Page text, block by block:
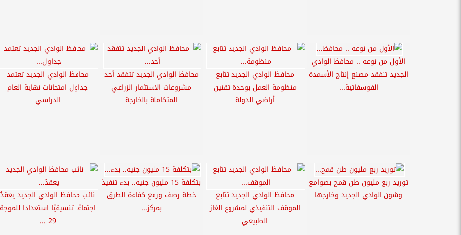
الأول من نوعه .. محافظ الوادي
الجديد تتفقد مصنع إنتاج الأسمدة
الفوسفاتية...
محافظ الوادي الجديد تتابع
منظومة العمل بوحدة تقنين
أراضي الدولة
محافظ الوادي الجديد تتفقد أحد
مشروعات الاستثمار الزراعي
المتكاملة بالخارجة
محافظ الوادي الجديد تعتمد
جداول امتحانات نهاية العام
الدراسي
توريد ربع مليون طن قمح بصوامع
وشون الوادي الجديد وخارجها
محافظ الوادي الجديد تتابع
الموقف التنفيذي لمشروع الغاز
الطبيعي
بتكلفة 15 مليون جنيه.. بدء تنفيذ
خطة رصف ورفع كفاءة الطرق
بمركز...
نائب محافظ الوادي الجديد يعقدُ
اجتماعًا تنسيقيًا استعدادا للموجة
29 ...